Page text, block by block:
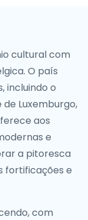
cultural com
O país
incluindo o
Luxemburgo,
aos
e
a pitoresca
fortificações e
com